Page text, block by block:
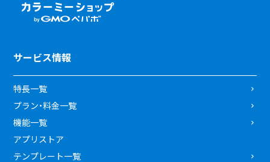
サービス情報
特長一覧
プラン・料金一覧
機能一覧
アプリストア
テンプレート一覧